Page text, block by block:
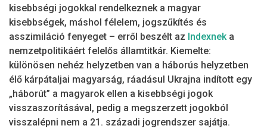
kisebbségi jogokkal rendelkeznek a magyar
kisebbségek, máshol félelem, jogszűkítés és
asszimiláció fenyeget – erről beszélt az Indexneka
nemzetpolitikáért felelős államtitkár. Kiemelte:
különösen nehéz helyzetben van a háborús helyzetben
élő kárpátaljai magyarság, ráadásul Ukrajna indított egy
„háborút” a magyarok ellen a kisebbségi jogok
visszaszorításával, pedig a megszerzett jogokból
visszalépni nem a 21. századi jogrendszer sajátja.